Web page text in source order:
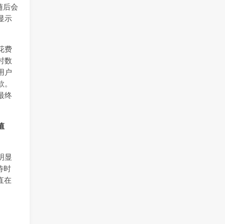
后会
示
费
数
户
终
显
时
在